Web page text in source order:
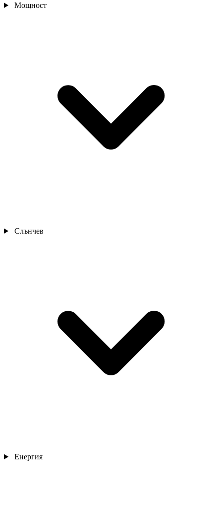
Мощност
Слънчев
Енергия